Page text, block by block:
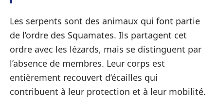
Les serpents sont des animaux qui font partie
de l’ordre des Squamates. Ils partagent cet
ordre avec les lézards, mais se distinguent par
l’absence de membres. Leur corps est
entièrement recouvert d’écailles qui
contribuent à leur protection et à leur mobilité.